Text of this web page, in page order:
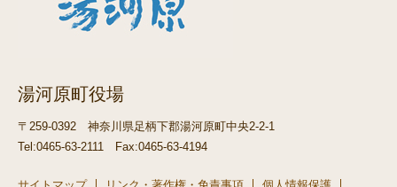
湯河原町役場
〒259-0392
神奈川県足柄下郡湯河原町中央2-2-1
Tel:0465-63-2111
Fax:0465-63-4194